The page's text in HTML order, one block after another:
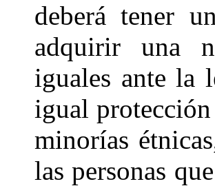
deberá tener
adquirir una
iguales ante la
igual
minorías
las personas